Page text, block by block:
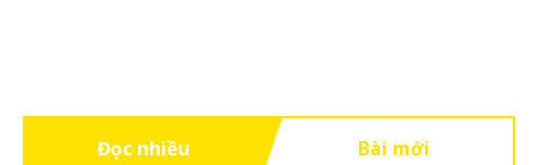
Đọc nhiều Bài mới